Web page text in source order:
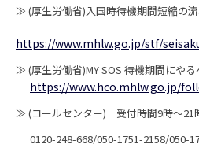
≫ (厚生労働省)入国時待機期間短縮の
https://www.mhlw.go.jp/stf/
≫ (厚生労働省)MY SOS 待機期間にやる
https://www.hco.mhlw.go.jp/
≫ (コールセンター) 受付時間9時～21
0120-248-668/050-1751-2158/050-